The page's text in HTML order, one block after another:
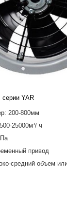
серии YAR
200-800мм
25000м³/ ч
привод
средний объем